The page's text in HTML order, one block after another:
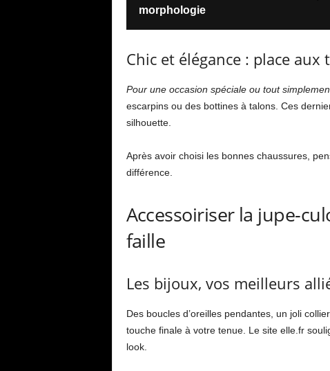
morphologie
Chic et élégance : place aux
Pour une occasion spéciale ou tout
escarpins ou des bottines à talons. Ces
silhouette.
Après avoir choisi les bonnes chaussures,
différence.
Accessoiriser la jupe-
faille
Les bijoux, vos meilleurs
Des boucles d’oreilles pendantes, un joli
touche finale à votre tenue. Le site elle.fr
look.